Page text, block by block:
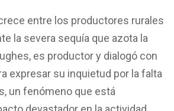
entre los productores rurales
la severa sequía que azota la
es productor y dialogó con
expresar su inquietud por la falta
un fenómeno que está